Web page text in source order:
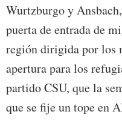
Wurtzburgo y
puerta de entrada de
región dirigida por los
apertura para los
partido CSU, que la
que se fije un tope en